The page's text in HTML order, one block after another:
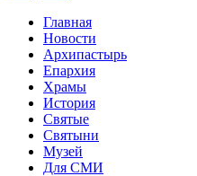
Главная
Новости
Архипастырь
Епархия
Храмы
История
Святые
Святыни
Музей
Для СМИ